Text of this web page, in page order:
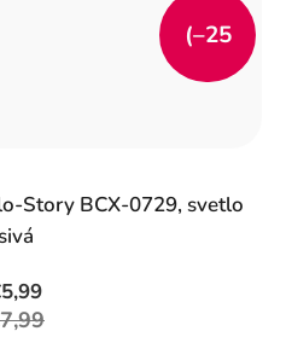
Story BCX-0729, svetlo
(–25